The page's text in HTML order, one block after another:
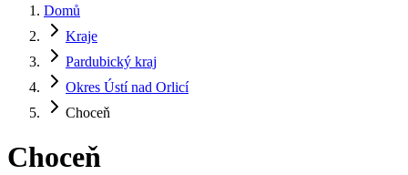
Domů
Kraje
Pardubický kraj
Okres Ústí nad Orlicí
Choceň
Choceň